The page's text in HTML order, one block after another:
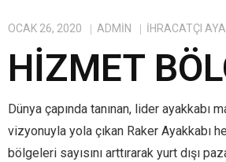
OCAK 26, 2020 ADMIN IHRACATÇI
HIZMET
Dünya çapında tanınan, lider ayakkabı
vizyonuyla yola çıkan Raker Ayakkabı
bölgeleri sayısını arttırarak yurt dışı